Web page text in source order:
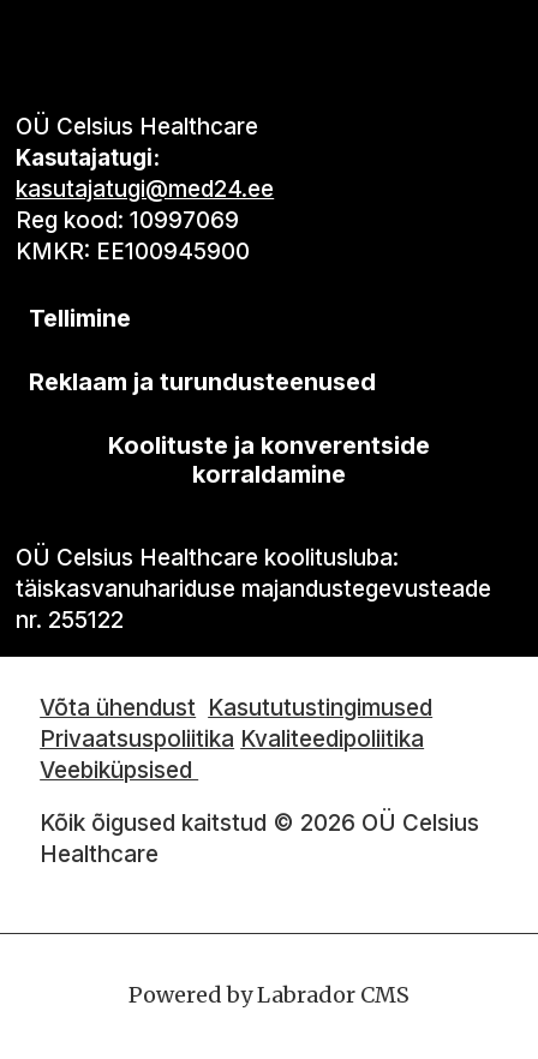
OÜ Celsius Healthcare
Kasutajatugi:
kasutajatugi@med24.ee
Reg kood: 10997069
KMKR: EE100945900
Tellimine
Reklaam ja turundusteenused
Koolituste ja konverentside
korraldamine
OÜ Celsius Healthcare koolitusluba:
täiskasvanuhariduse majandustegevusteade
nr. 255122
Võta ühendust Kasututustingimused
Privaatsuspoliitika Kvaliteedipoliitika
Veebiküpsised
Kõik õigused kaitstud © 2026 OÜ Celsius
Healthcare
Powered by Labrador CMS